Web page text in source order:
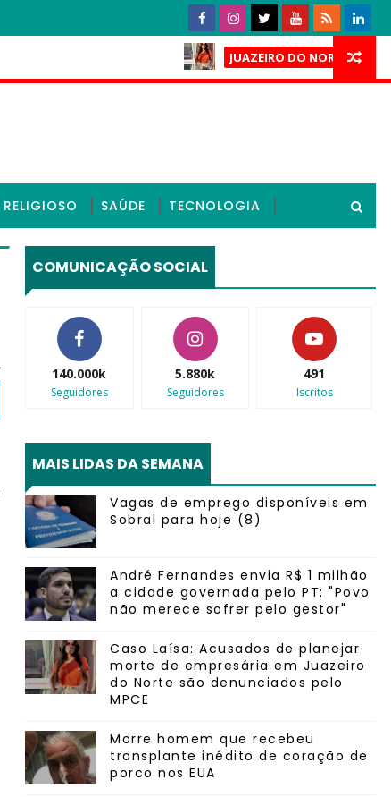
JUAZEIRO DO NORTE
Caso
RELIGIOSO SAÚDE TECNOLOGIA
COMUNICAÇÃO SOCIAL
140.000k
Seguidores
5.880k
Seguidores
491
Iscritos
MAIS LIDAS DA SEMANA
Vagas de emprego disponíveis em
Sobral para hoje (8)
André Fernandes envia R$ 1 milhão
a cidade governada pelo PT: "Povo
não merece sofrer pelo gestor"
Caso Laísa: Acusados de planejar
morte de empresária em Juazeiro
do Norte são denunciados pelo
MPCE
Morre homem que recebeu
transplante inédito de coração de
porco nos EUA